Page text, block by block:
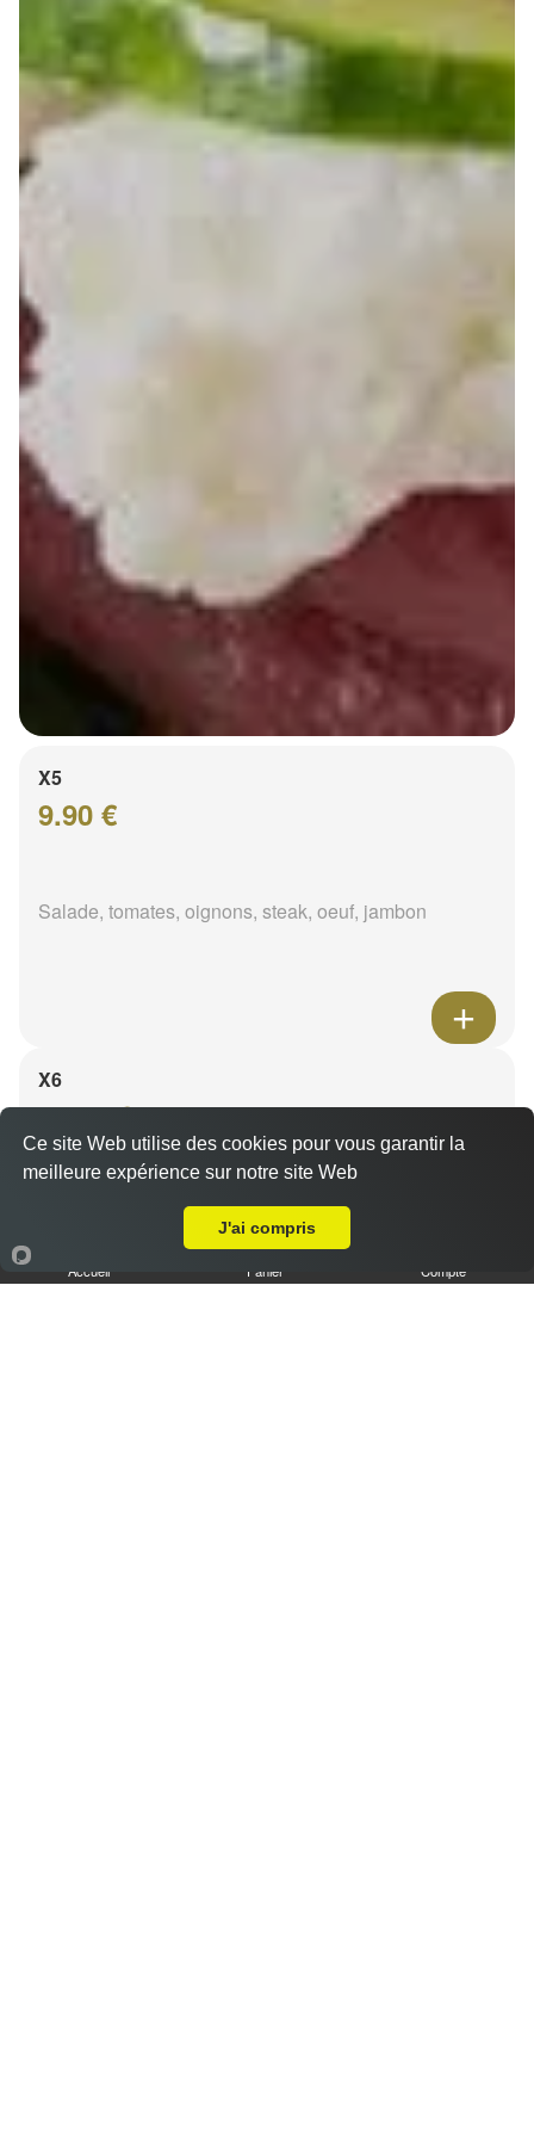
X5
9.90 €
Salade, tomates, oignons, steak, oeuf, jambon
X6
11.90 €
Salade, tomates, oignons, steak, oeuf, jambon, rösti
Accueil Panier Compte
Ce site Web utilise des cookies pour vous garantir la
meilleure expérience sur notre site Web
J'ai compris